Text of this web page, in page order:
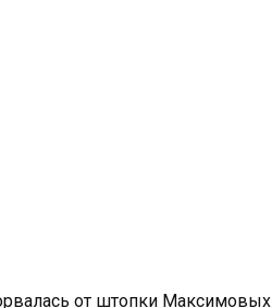
от штопки Максимовых